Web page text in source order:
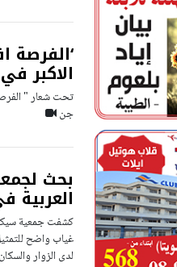
‘الفرصة
الاكبر
تحت شعار "
جن
بحث
العربية
كشفت جمعية
غياب واضح
لدى الزوار